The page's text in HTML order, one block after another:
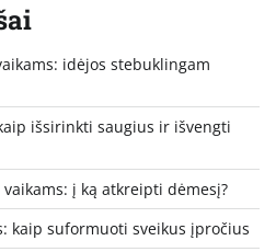
idėjos stebuklingam
išsirinkti saugius ir išvengti
į ką atkreipti dėmesį?
kaip suformuoti sveikus įpročius